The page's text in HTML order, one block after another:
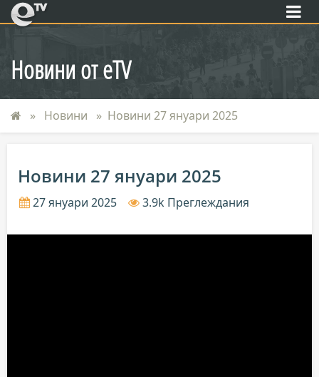
eTV
Новини от eTV
Новини Новини 27 януари 2025
Новини 27 януари 2025
27 януари 2025 3.9k Преглеждания